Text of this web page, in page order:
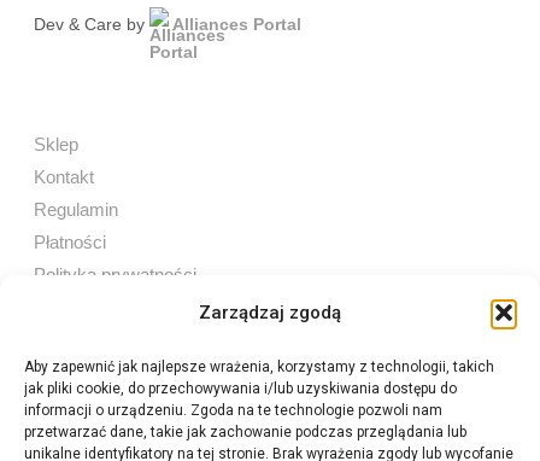
Zarządzaj zgodą
Aby zapewnić jak najlepsze wrażenia, korzystamy z technologii, takich
jak pliki cookie, do przechowywania i/lub uzyskiwania dostępu do
informacji o urządzeniu. Zgoda na te technologie pozwoli nam
przetwarzać dane, takie jak zachowanie podczas przeglądania lub
unikalne identyfikatory na tej stronie. Brak wyrażenia zgody lub wycofanie
Dev & Care by Alliances Portal
Sklep
Kontakt
Regulamin
Płatności
Polityka prywatności
Sprzedaż internetowa
Tel:605 603 753